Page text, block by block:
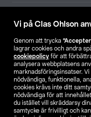
Vi på Clas Ohlson
Genom att trycka
lagrar cookies och andra
cookiepolicy för att
analysera webbplatsens
marknadsföringsinsatser.
nödvändiga, funktionella,
cookies krävs inte ditt
nödvändiga för att
du istället vill skräddarsy
samtycke är frivilligt och